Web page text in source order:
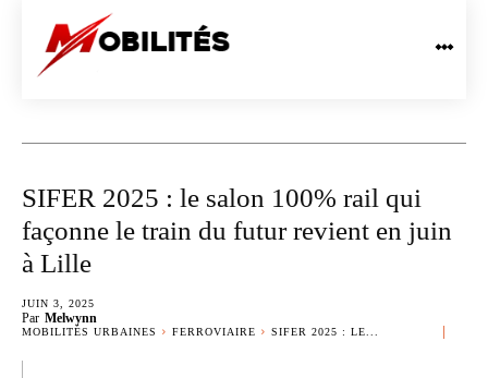
SIFER 2025 : le salon 100% rail qui
façonne le train du futur revient en juin
à Lille
JUIN 3, 2025
Par Melwynn
MOBILITÉS URBAINES FERROVIAIRE SIFER 2025 : LE...